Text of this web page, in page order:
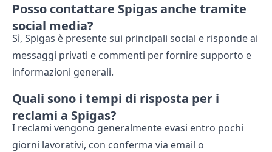
Posso contattare Spigas anche tramite
social media?
Sì, Spigas è presente sui principali social e risponde ai
messaggi privati e commenti per fornire supporto e
informazioni generali.
Quali sono i tempi di risposta per i
reclami a Spigas?
I reclami vengono generalmente evasi entro pochi
giorni lavorativi, con conferma via email o